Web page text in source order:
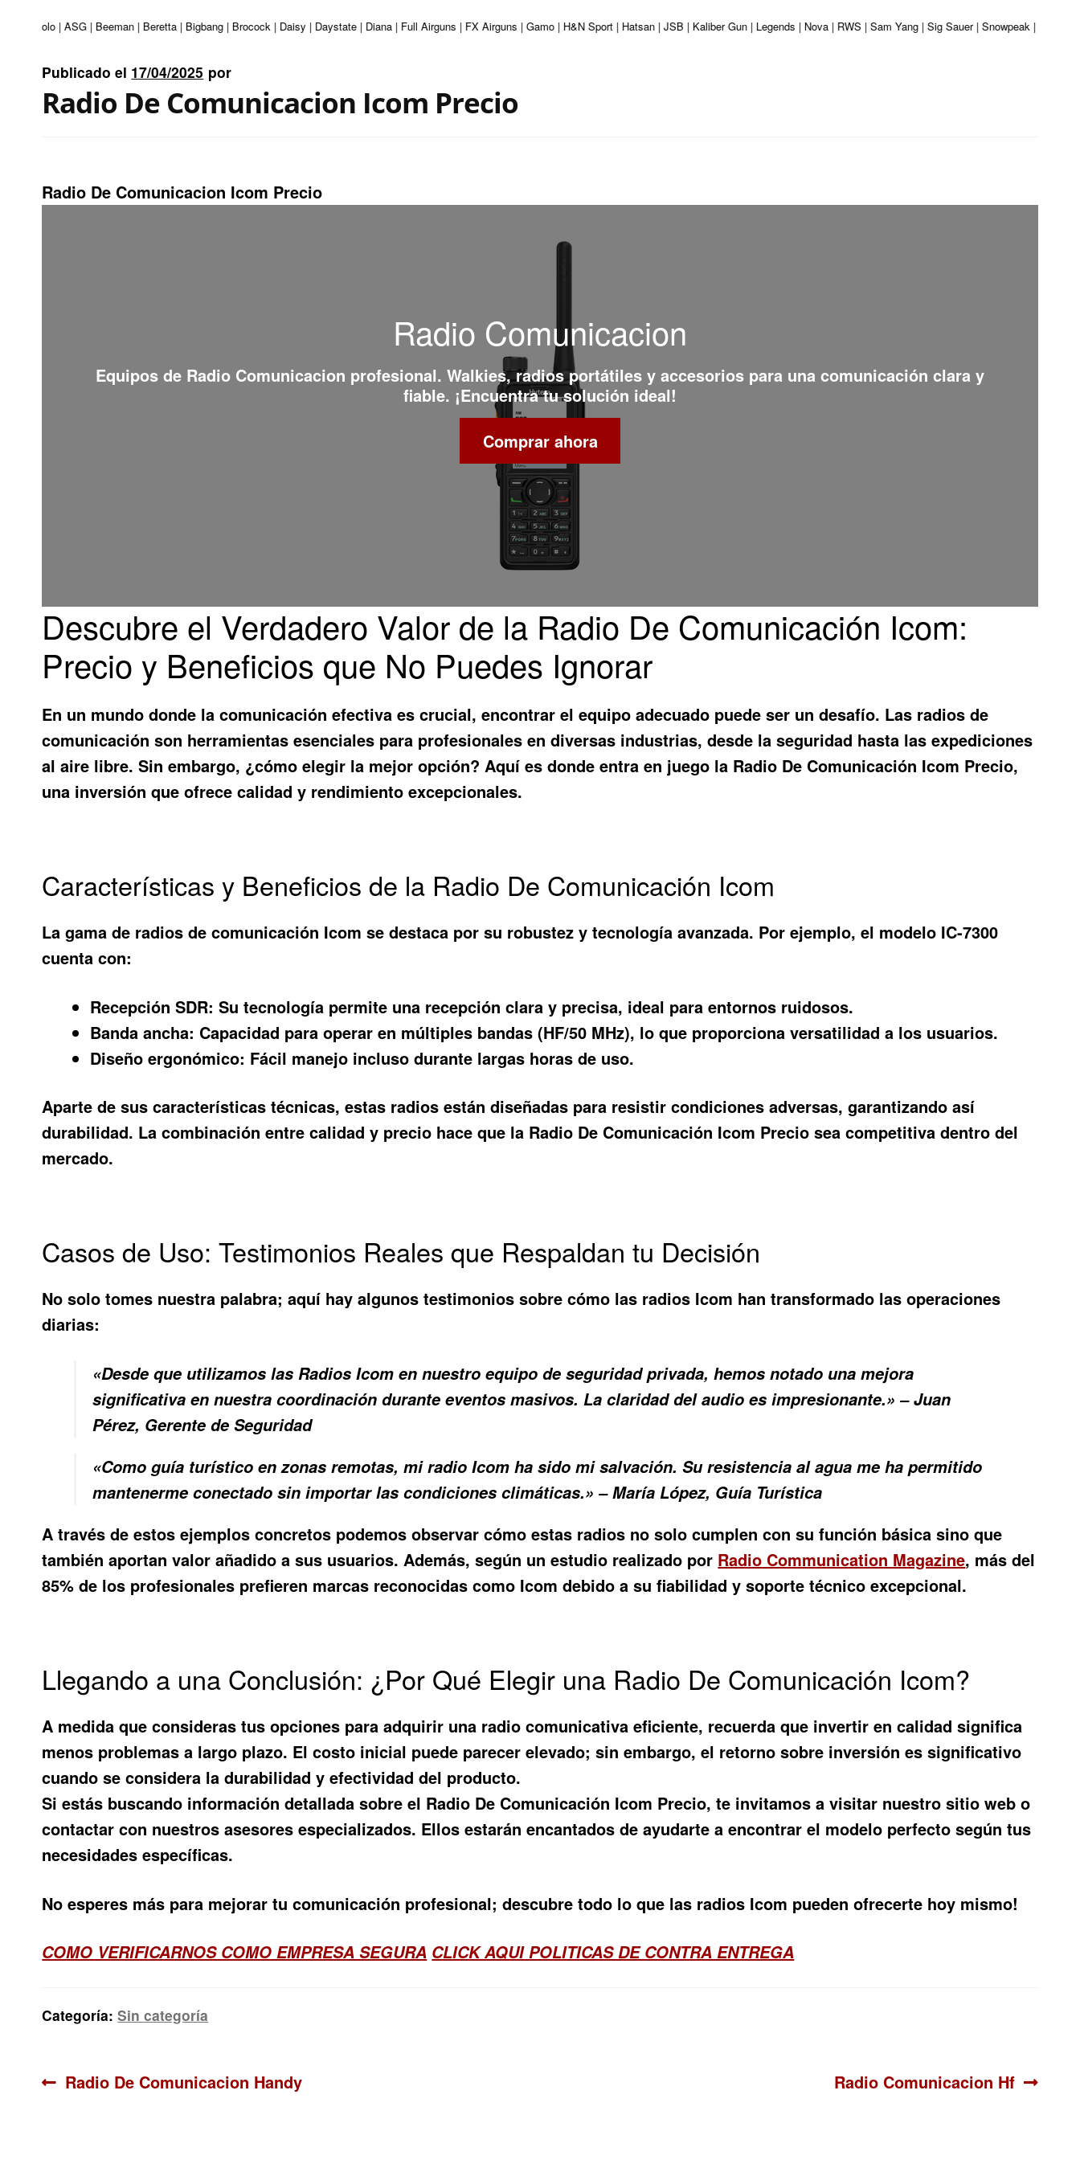
Apolo | ASG | Beeman | Beretta | Bigbang | Brocock | Daisy | Daystate | Diana | Full Airguns | FX Airguns | Gamo | H&N Sport | Hatsan | JSB | Kaliber Gun | Legends | Nova | RWS | Sam Yang | Sig Sauer | Snowpeak | Umarex |
Publicado el 17/04/2025 por
Radio De Comunicacion Icom Precio
Radio De Comunicacion Icom Precio
Radio Comunicacion
Equipos de Radio Comunicacion profesional. Walkies, radios portátiles y accesorios para una comunicación clara y
fiable. ¡Encuentra tu solución ideal!
Comprar ahora
Descubre el Verdadero Valor de la Radio De Comunicación Icom:
Precio y Beneficios que No Puedes Ignorar
En un mundo donde la comunicación efectiva es crucial, encontrar el equipo adecuado puede ser un desafío. Las radios de
comunicación son herramientas esenciales para profesionales en diversas industrias, desde la seguridad hasta las expediciones
al aire libre. Sin embargo, ¿cómo elegir la mejor opción? Aquí es donde entra en juego la Radio De Comunicación Icom Precio,
una inversión que ofrece calidad y rendimiento excepcionales.
Características y Beneficios de la Radio De Comunicación Icom
La gama de radios de comunicación Icom se destaca por su robustez y tecnología avanzada. Por ejemplo, el modelo IC-7300
cuenta con:
Recepción SDR: Su tecnología permite una recepción clara y precisa, ideal para entornos ruidosos.
Banda ancha: Capacidad para operar en múltiples bandas (HF/50 MHz), lo que proporciona versatilidad a los usuarios.
Diseño ergonómico: Fácil manejo incluso durante largas horas de uso.
Aparte de sus características técnicas, estas radios están diseñadas para resistir condiciones adversas, garantizando así
durabilidad. La combinación entre calidad y precio hace que la Radio De Comunicación Icom Precio sea competitiva dentro del
mercado.
Casos de Uso: Testimonios Reales que Respaldan tu Decisión
No solo tomes nuestra palabra; aquí hay algunos testimonios sobre cómo las radios Icom han transformado las operaciones
diarias:
«Desde que utilizamos las Radios Icom en nuestro equipo de seguridad privada, hemos notado una mejora
significativa en nuestra coordinación durante eventos masivos. La claridad del audio es impresionante.» – Juan
Pérez, Gerente de Seguridad
«Como guía turístico en zonas remotas, mi radio Icom ha sido mi salvación. Su resistencia al agua me ha permitido
mantenerme conectado sin importar las condiciones climáticas.» – María López, Guía Turística
A través de estos ejemplos concretos podemos observar cómo estas radios no solo cumplen con su función básica sino que
también aportan valor añadido a sus usuarios. Además, según un estudio realizado por Radio Communication Magazine, más del
85% de los profesionales prefieren marcas reconocidas como Icom debido a su fiabilidad y soporte técnico excepcional.
Llegando a una Conclusión: ¿Por Qué Elegir una Radio De Comunicación Icom?
A medida que consideras tus opciones para adquirir una radio comunicativa eficiente, recuerda que invertir en calidad significa
menos problemas a largo plazo. El costo inicial puede parecer elevado; sin embargo, el retorno sobre inversión es significativo
cuando se considera la durabilidad y efectividad del producto.
Si estás buscando información detallada sobre el Radio De Comunicación Icom Precio, te invitamos a visitar nuestro sitio web o
contactar con nuestros asesores especializados. Ellos estarán encantados de ayudarte a encontrar el modelo perfecto según tus
necesidades específicas.
No esperes más para mejorar tu comunicación profesional; descubre todo lo que las radios Icom pueden ofrecerte hoy mismo!
COMO VERIFICARNOS COMO EMPRESA SEGURA CLICK AQUI POLITICAS DE CONTRA ENTREGA
Categoría:Sin categoría
Navegación
Anterior:
Radio De Comunicacion Handy Siguiente:
Radio Comunicacion Hf